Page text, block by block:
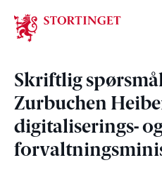
Stortinget.no
Skriftlig
Zurbuchen
digitaliserings-